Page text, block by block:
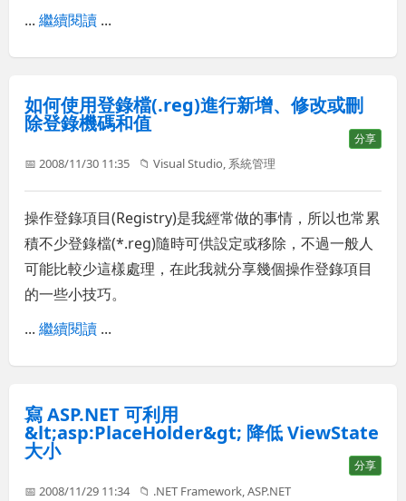
...繼續閱讀 ...
如何使用登錄檔(.reg)進行新增、修改或刪
除登錄機碼和值
分享
📅 2008/11/30 11:35 📁Visual Studio, 系統管理
操作登錄項目(Registry)是我經常做的事情，所以也常累
積不少登錄檔(*.reg)隨時可供設定或移除，不過一般人
可能比較少這樣處理，在此我就分享幾個操作登錄項目
的一些小技巧。
...繼續閱讀 ...
寫 ASP.NET 可利用
&lt;asp:PlaceHolder&gt; 降低 ViewState
大小
分享
📅 2008/11/29 11:34 📁 .NET Framework,ASP.NET